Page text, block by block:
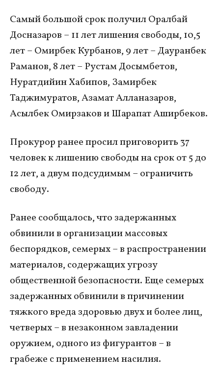
Самый большой срок получил Оралбай
Досназаров – 11 лет лишения свободы, 10,5
лет – Омирбек Курбанов, 9 лет – Дауранбек
Раманов, 8 лет – Рустам Досымбетов,
Нуратдийин Хабипов, Замирбек
Таджимуратов, Азамат Алланазаров,
Асылбек Омирзаков и Шарапат Аширбеков.
Прокурор ранее просил приговорить 37
человек к лишению свободы на срок от 5 до
12 лет, а двум подсудимым – ограничить
свободу.
Ранее сообщалось, что задержанных
обвинили в организации массовых
беспорядков, семерых – в распространении
материалов, содержащих угрозу
общественной безопасности. Еще семерых
задержанных обвинили в причинении
тяжкого вреда здоровью двух и более лиц,
четверых – в незаконном завладении
оружием, одного из фигурантов – в
грабеже с применением насилия.